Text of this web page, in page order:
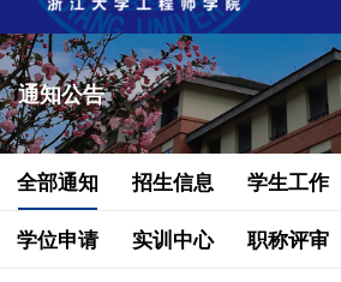
通知公告
全部通知 招生信息 学生工作
学位申请
实训中心 职称评审